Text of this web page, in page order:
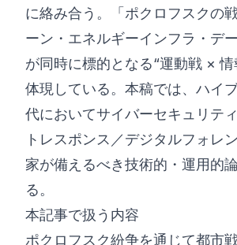
に絡み合う。「ポクロフスクの
ーン・エネルギーインフラ・デ
が同時に標的となる“運動戦 × 情
体現している。本稿では、ハイ
代においてサイバーセキュリテ
トレスポンス／デジタルフォレ
家が備えるべき技術的・運用的
る。
本記事で扱う内容
ポクロフスク紛争を通じて都市